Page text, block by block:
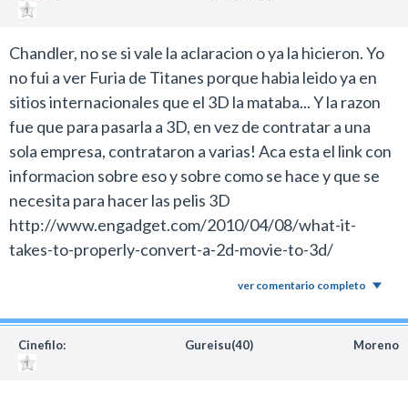
Chandler, no se si vale la aclaracion o ya la hicieron. Yo
no fui a ver Furia de Titanes porque habia leido ya en
sitios internacionales que el 3D la mataba... Y la razon
fue que para pasarla a 3D, en vez de contratar a una
sola empresa, contrataron a varias! Aca esta el link con
informacion sobre eso y sobre como se hace y que se
necesita para hacer las pelis 3D
http://www.engadget.com/2010/04/08/what-it-
takes-to-properly-convert-a-2d-movie-to-3d/
ver comentario completo
Cinefilo: Gureisu(40) Moreno